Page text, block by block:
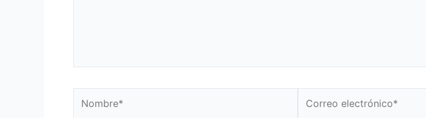
electrónico*